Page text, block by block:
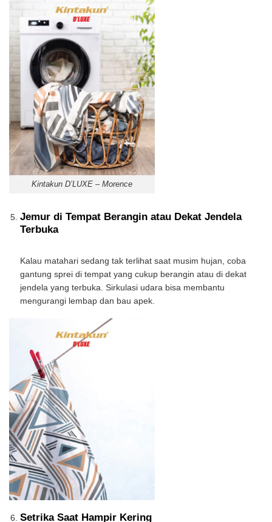
Kintakun D’LUXE – Morence
Jemur di Tempat Berangin atau Dekat Jendela
Terbuka
Kalau matahari sedang tak terlihat saat musim hujan, coba
gantung sprei di tempat yang cukup berangin atau di dekat
jendela yang terbuka. Sirkulasi udara bisa membantu
mengurangi lembap dan bau apek.
Setrika Saat Hampir Kering